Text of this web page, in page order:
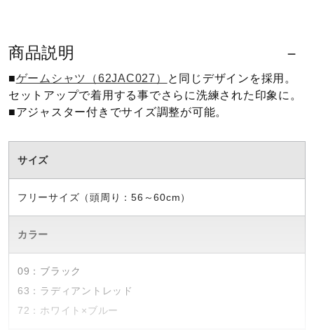
ウォーキングシューズ
インナー
アウトドア／レイン
商品説明
■ゲームシャツ（62JAC027）
と同じデザインを採用。
セットアップで着用する事でさらに洗練された印象に。
■アジャスター付きでサイズ調整が可能。
サイズ
フリーサイズ（頭周り：56～60cm）
カラー
09：ブラック
63：ラディアントレッド
72：ホワイト×ブルー